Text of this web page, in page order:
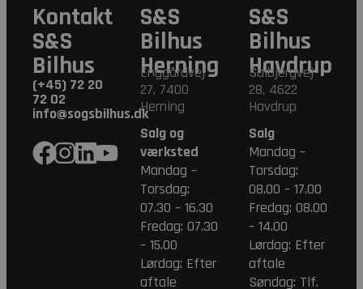
Kontakt
S&S
Bilhus
(+45) 72 20
72 02
info@sogsbilhus.dk
S&S
Bilhus
Herning
Enggårdvej
27, 7400
Herning
Salg og
værksted
Mandag –
Torsdag:
07.30 – 16.30
Fredag: 07.30
– 15.00
Lørdag: Efter
aftale
S&S
Bilhus
Havdrup
Salbjergvej
28, 4622
Havdrup
Salg
Mandag –
Torsdag:
08.00 – 17.00
Fredag: 08.00
– 14.00
Lørdag: Efter
aftale
Søndag: Tlf.